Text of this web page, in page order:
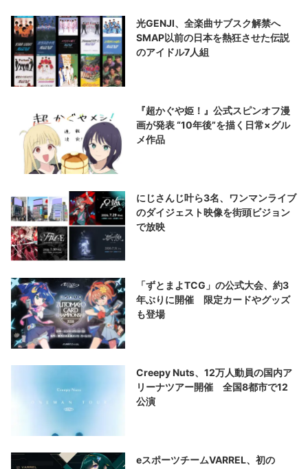
光GENJI、全楽曲サブスク解禁へ
SMAP以前の日本を熱狂させた伝説
のアイドル7人組
『超かぐや姫！』公式スピンオフ漫
画が発表 “10年後”を描く日常×グル
メ作品
にじさんじ叶ら3名、ワンマンライブ
のダイジェスト映像を街頭ビジョン
で放映
「ずとまよTCG」の公式大会、約3
年ぶりに開催 限定カードやグッズ
も登場
Creepy Nuts、12万人動員の国内ア
リーナツアー開催 全国8都市で12
公演
eスポーツチームVARREL、初の